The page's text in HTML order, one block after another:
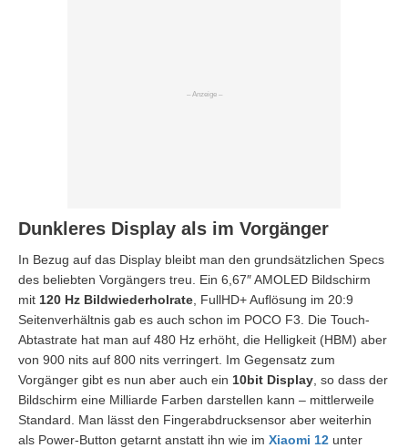
Dunkleres Display als im Vorgänger
In Bezug auf das Display bleibt man den grundsätzlichen Specs
des beliebten Vorgängers treu. Ein 6,67″ AMOLED Bildschirm
mit 120 Hz Bildwiederholrate , FullHD+ Auflösung im 20:9
Seitenverhältnis gab es auch schon im POCO F3. Die Touch-
Abtastrate hat man auf 480 Hz erhöht, die Helligkeit (HBM) aber
von 900 nits auf 800 nits verringert. Im Gegensatz zum
Vorgänger gibt es nun aber auch ein 10bit Display , so dass der
Bildschirm eine Milliarde Farben darstellen kann – mittlerweile
Standard. Man lässt den Fingerabdrucksensor aber weiterhin
als Power-Button getarnt anstatt ihn wie im Xiaomi 12 unter